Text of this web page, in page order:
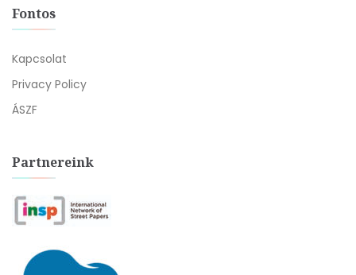
Fontos
Kapcsolat
Privacy Policy
ÁSZF
Partnereink